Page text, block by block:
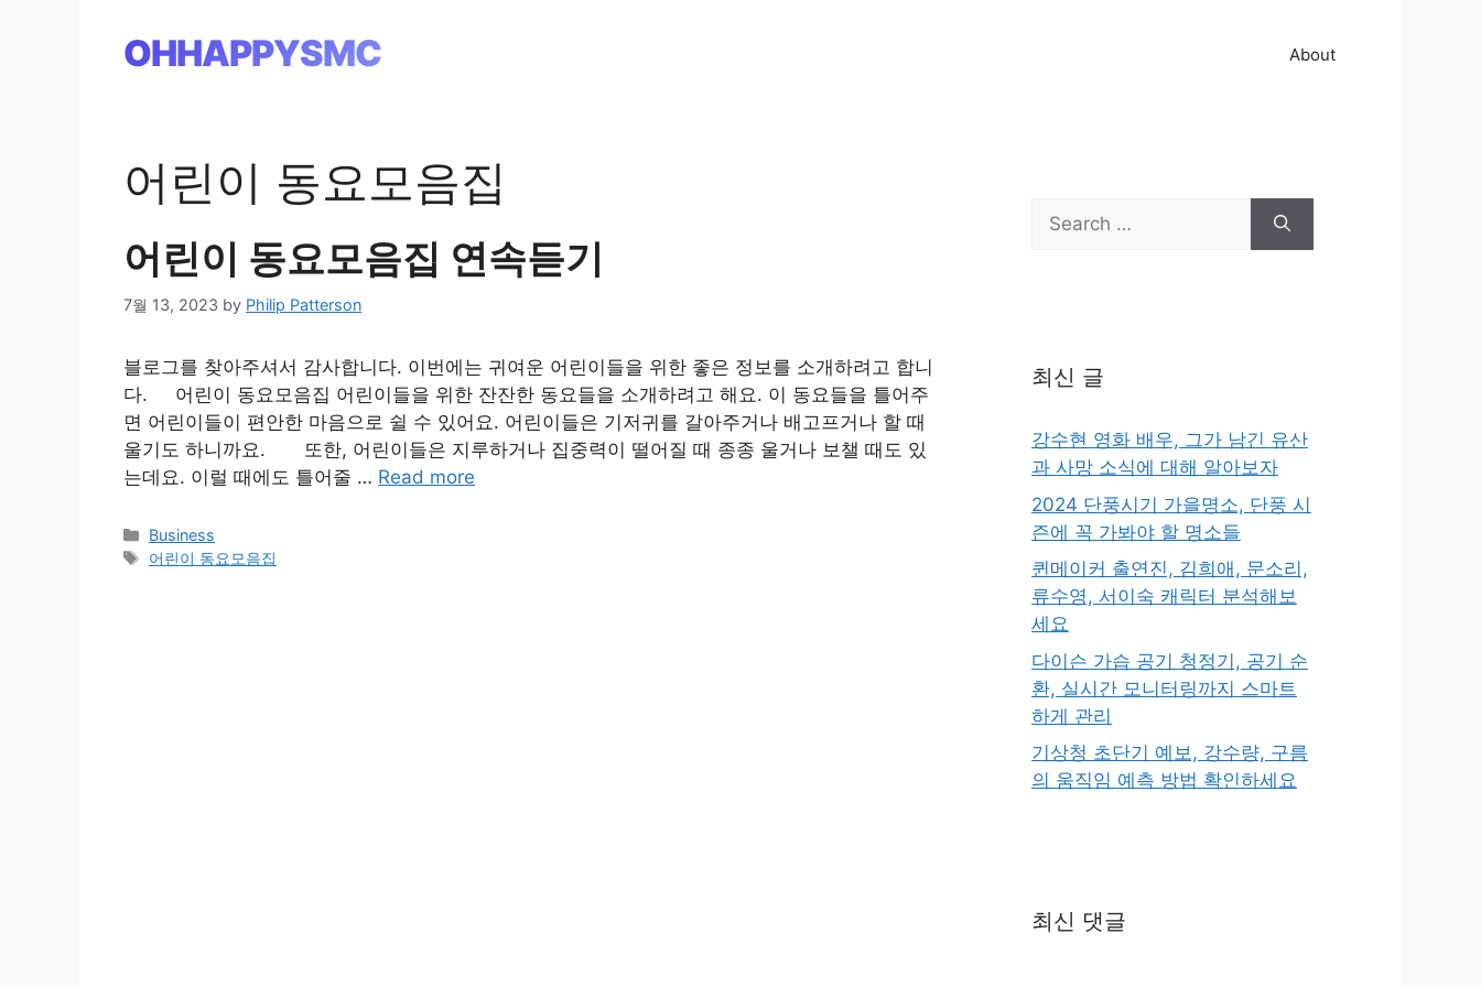
OHHAPPYSMC About
어린이 동요모음집
어린이 동요모음집 연속듣기
7월 13, 2023 by Philip Patterson
블로그를 찾아주셔서 감사합니다. 이번에는 귀여운 어린이들을 위한 좋은 정보를 소개하려고 합니
다. 어린이 동요모음집 어린이들을 위한 잔잔한 동요들을 소개하려고 해요. 이 동요들을 틀어주
면 어린이들이 편안한 마음으로 쉴 수 있어요. 어린이들은 기저귀를 갈아주거나 배고프거나 할 때
울기도 하니까요. 또한, 어린이들은 지루하거나 집중력이 떨어질 때 종종 울거나 보챌 때도 있
는데요. 이럴 때에도 틀어줄 … Read more
Categories
Business
Tags
어린이 동요모음집
Search
for:
최신 글
강수현 영화 배우, 그가 남긴 유산
과 사망 소식에 대해 알아보자
2024 단풍시기 가을명소, 단풍 시
즌에 꼭 가봐야 할 명소들
퀸메이커 출연진, 김희애, 문소리,
류수영, 서이숙 캐릭터 분석해보
세요
다이슨 가습 공기 청정기, 공기 순
환, 실시간 모니터링까지 스마트
하게 관리
기상청 초단기 예보, 강수량, 구름
의 움직임 예측 방법 확인하세요
최신 댓글